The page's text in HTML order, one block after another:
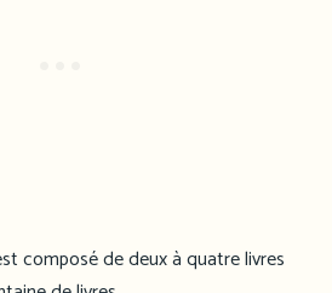
composé de deux à quatre livres